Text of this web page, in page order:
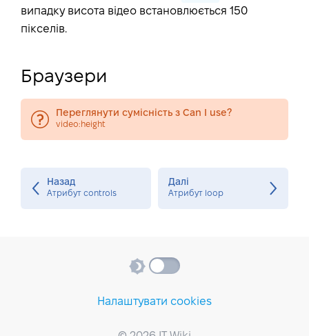
випадку висота відео встановлюється 150
пікселів.
Браузери
Переглянути сумісність з Can I use?
video:height
Назад
Атрибут controls
Далі
Атрибут loop
Налаштувати cookies